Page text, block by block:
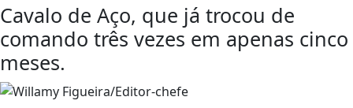
Cavalo de Aço, que já trocou de
comando três vezes em apenas cinco
meses.